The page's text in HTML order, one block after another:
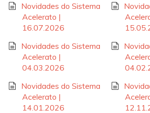
Novidades do Sistema
Acelerato |
16.07.2026
Novidades do Sistema
Acelerato |
04.03.2026
Novidades do Sistema
Acelerato |
14.01.2026